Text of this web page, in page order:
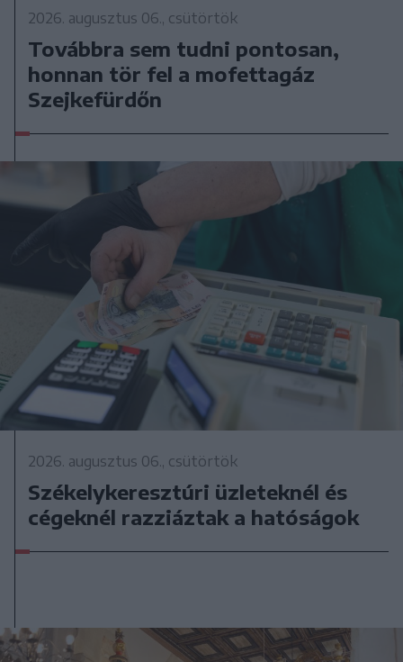
2026. augusztus 06., csütörtök
Továbbra sem tudni pontosan,
honnan tör fel a mofettagáz
Szejkefürdőn
2026. augusztus 06., csütörtök
Székelykeresztúri üzleteknél és
cégeknél razziáztak a hatóságok